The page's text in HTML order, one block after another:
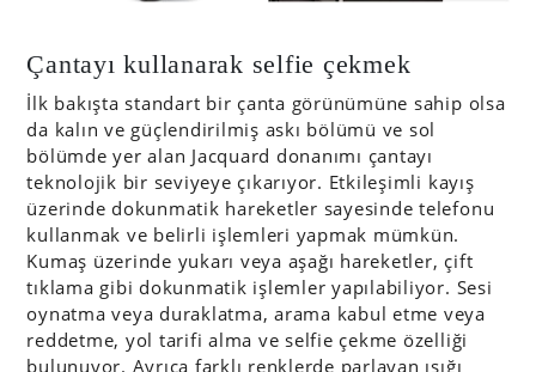
Çantayı kullanarak selfie çekmek
İlk bakışta standart bir çanta görünümüne sahip olsa
da kalın ve güçlendirilmiş askı bölümü ve sol
bölümde yer alan Jacquard donanımı çantayı
teknolojik bir seviyeye çıkarıyor. Etkileşimli kayış
üzerinde dokunmatik hareketler sayesinde telefonu
kullanmak ve belirli işlemleri yapmak mümkün.
Kumaş üzerinde yukarı veya aşağı hareketler, çift
tıklama gibi dokunmatik işlemler yapılabiliyor. Sesi
oynatma veya duraklatma, arama kabul etme veya
reddetme, yol tarifi alma ve selfie çekme özelliği
bulunuyor. Ayrıca farklı renklerde parlayan ışığı